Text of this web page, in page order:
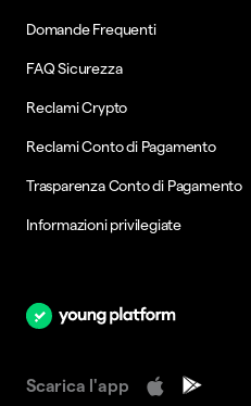
Domande Frequenti
FAQ Sicurezza
Reclami Crypto
Reclami Conto di Pagamento
Trasparenza Conto di Pagamento
Informazioni privilegiate
Scarica l'app